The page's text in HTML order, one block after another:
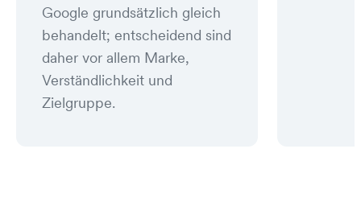
Google grundsätzlich gleich
behandelt; entscheidend sind
daher vor allem Marke,
Verständlichkeit und
Zielgruppe.